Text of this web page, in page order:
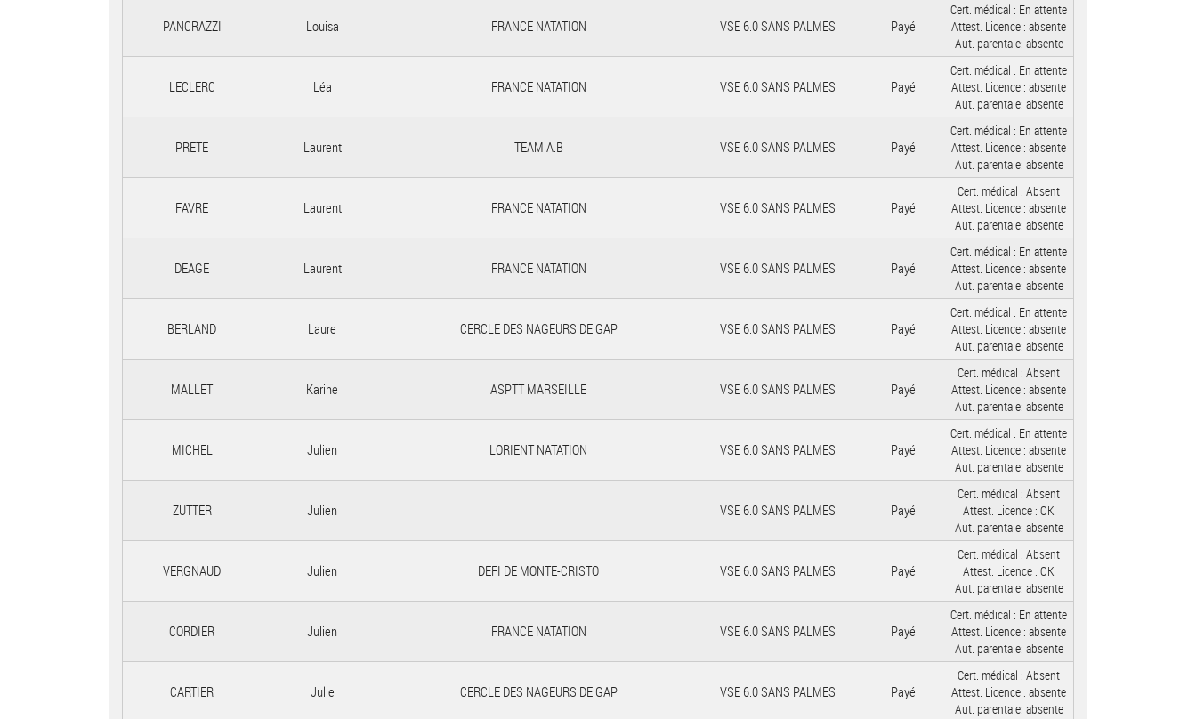
PANCRAZZI Louisa FRANCE NATATION VSE 6.0 SANS PALMES Payé
Cert. médical : En attente
Attest. Licence : absente
Aut. parentale: absente
LECLERC Léa FRANCE NATATION VSE 6.0 SANS PALMES Payé
Cert. médical : En attente
Attest. Licence : absente
Aut. parentale: absente
PRETE Laurent TEAM A.B VSE 6.0 SANS PALMES Payé
Cert. médical : En attente
Attest. Licence : absente
Aut. parentale: absente
FAVRE Laurent FRANCE NATATION VSE 6.0 SANS PALMES Payé
Cert. médical : Absent
Attest. Licence : absente
Aut. parentale: absente
DEAGE Laurent FRANCE NATATION VSE 6.0 SANS PALMES Payé
Cert. médical : En attente
Attest. Licence : absente
Aut. parentale: absente
BERLAND Laure CERCLE DES NAGEURS DE GAP VSE 6.0 SANS PALMES Payé
Cert. médical : En attente
Attest. Licence : absente
Aut. parentale: absente
MALLET Karine ASPTT MARSEILLE VSE 6.0 SANS PALMES Payé
Cert. médical : Absent
Attest. Licence : absente
Aut. parentale: absente
MICHEL Julien LORIENT NATATION VSE 6.0 SANS PALMES Payé
Cert. médical : En attente
Attest. Licence : absente
Aut. parentale: absente
ZUTTER Julien VSE 6.0 SANS PALMES Payé
Cert. médical : Absent
Attest. Licence : OK
Aut. parentale: absente
VERGNAUD Julien DEFI DE MONTE-CRISTO VSE 6.0 SANS PALMES Payé
Cert. médical : Absent
Attest. Licence : OK
Aut. parentale: absente
CORDIER Julien FRANCE NATATION VSE 6.0 SANS PALMES Payé
Cert. médical : En attente
Attest. Licence : absente
Aut. parentale: absente
CARTIER Julie CERCLE DES NAGEURS DE GAP VSE 6.0 SANS PALMES Payé
Cert. médical : Absent
Attest. Licence : absente
Aut. parentale: absente